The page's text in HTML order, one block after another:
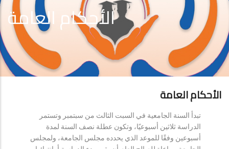
الأحكام العامة
الأحكام العامة
تبدأ السنة الجامعية في السبت الثالث من سبتمبر وتستمر
الدراسة ثلاثين أسبوعيًا، وتكون عطلة نصف السنة لمدة
أسبوعين وفقًا للموعد الذي يحدده مجلس الجامعة، ولمجلس